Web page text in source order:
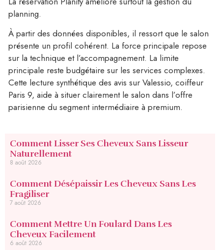
planning.
À partir des données disponibles, il ressort que le salon
présente un profil cohérent. La force principale repose
sur la technique et l’accompagnement. La limite
principale reste budgétaire sur les services complexes.
Cette lecture synthétique des avis sur Valessio, coiffeur
Paris 9, aide à situer clairement le salon dans l’offre
parisienne du segment intermédiaire à premium.
Comment Lisser Ses Cheveux Sans Lisseur
Naturellement
8 août 2026
Comment Désépaissir Les Cheveux Sans Les
Fragiliser
7 août 2026
Comment Mettre Un Foulard Dans Les
Cheveux Facilement
6 août 2026